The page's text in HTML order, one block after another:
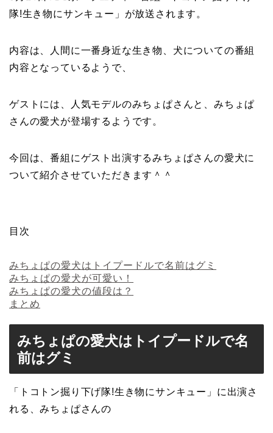
隊!生き物にサンキュー」が放送されます。
内容は、人間に一番身近な生き物、犬についての番組
内容となっているようで、
ゲストには、人気モデルのみちょぱさんと、みちょぱ
さんの愛犬が登場するようです。
今回は、番組にゲスト出演するみちょぱさんの愛犬に
ついて紹介させていただきます＾＾
目次
みちょぱの愛犬はトイプードルで名前はグミ
みちょぱの愛犬が可愛い！
みちょぱの愛犬の値段は？
まとめ
みちょぱの愛犬はトイプードルで名
前はグミ
「トコトン掘り下げ隊!生き物にサンキュー」に出演さ
れる、みちょぱさんの